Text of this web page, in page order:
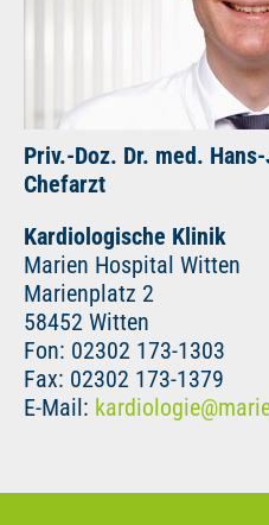
Priv.-Doz. Dr. med.
Chefarzt
Kardiologische Klinik
Marien Hospital Witten
Marienplatz 2
58452 Witten
Fon: 02302 173-1303
Fax: 02302 173-1379
E-Mail: kardiologie@